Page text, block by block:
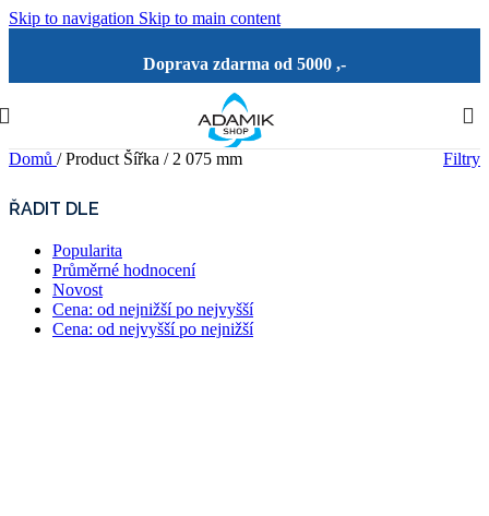
Skip to navigation Skip to main content
Doprava zdarma od 5000 ,-
Domů / Product Šířka / 2 075 mm Filtry
ŘADIT DLE
Popularita
Průměrné hodnocení
Novost
Cena: od nejnižší po nejvyšší
Cena: od nejvyšší po nejnižší